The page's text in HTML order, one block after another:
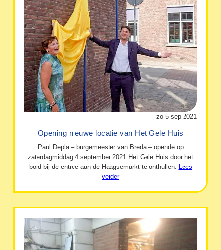
zo 5 sep 2021
Opening nieuwe locatie van Het Gele Huis
Paul Depla – burgemeester van Breda – opende op
zaterdagmiddag 4 september 2021 Het Gele Huis door het
bord bij de entree aan de Haagsemarkt te onthullen. Lees
verder